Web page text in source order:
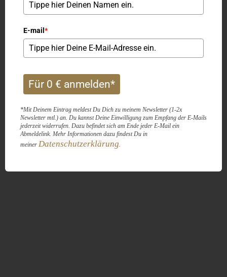
E-mail *
Für 0 € anmelden*
*Mit Deinem Eintrag meldest Du Dich zu meinem Newsletter (1-2x
Newsletter mtl.) an. Du kannst Deine Einwilligung zum Empfang der E-Mails
jederzeit widerrufen. Dazu befindet sich am Ende jeder E-Mail ein
Abmeldelink. Mehr Informationen dazu findest Du in
meiner Datenschutzerklärung.